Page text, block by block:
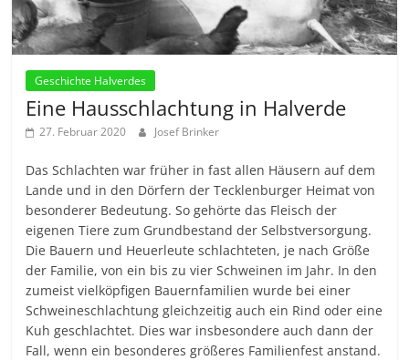
Geschichte Halverdes
Eine Hausschlachtung in Halverde
27. Februar 2020 Josef Brinker
Das Schlachten war früher in fast allen Häusern auf dem
Lande und in den Dörfern der Tecklenburger Heimat von
besonderer Bedeutung. So gehörte das Fleisch der
eigenen Tiere zum Grundbestand der Selbstversorgung.
Die Bauern und Heuerleute schlachteten, je nach Größe
der Familie, von ein bis zu vier Schweinen im Jahr. In den
zumeist vielköpfigen Bauernfamilien wurde bei einer
Schweineschlachtung gleichzeitig auch ein Rind oder eine
Kuh geschlach­tet. Dies war insbesondere auch dann der
Fall, wenn ein besonderes größeres Familienfest an­stand.